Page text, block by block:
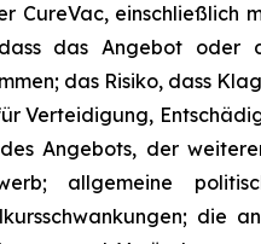
CureVac, einschließlich
das Angebot oder
das Risiko, dass
Verteidigung,
Angebots, der
allgemeine
die